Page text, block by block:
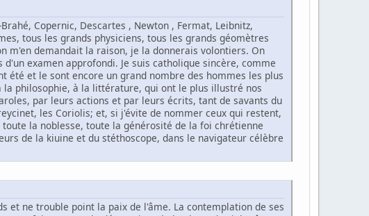
Copernic, Descartes , Newton , Fermat, Leibnitz,
tous les grands physiciens, tous les grands géomètres
m'en demandait la raison, je la donnerais volontiers. On
examen approfondi. Je suis catholique sincère, comme
été et le sont encore un grand nombre des hommes les plus
philosophie, à la littérature, qui ont le plus illustré nos
par leurs actions et par leurs écrits, tant de savants du
les Coriolis; et, si j'évite de nommer ceux qui restent,
la noblesse, toute la générosité de la foi chrétienne
de la kiuine et du stéthoscope, dans le navigateur célèbre
et ne trouble point la paix de l'âme. La contemplation de ses